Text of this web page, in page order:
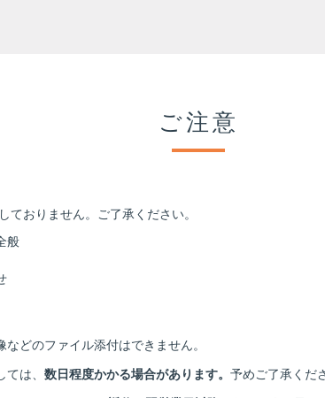
ご注意
ておりません。ご了承ください。
般
どのファイル添付はできません。
は、 数日程度かかる場合があります。 予めご了承くだ